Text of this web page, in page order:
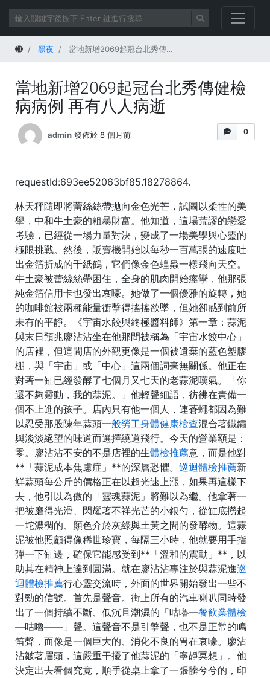
首頁 黑夜 當地新增2069起冠台北秀傳健檢病病例 再有八人病逝
當地新增2069起冠台北秀傳健檢
病病例 再有八人病逝
0
admin 發佈於 8 個月前
requestId:693ee52063bf85.18278864.
林天秤隨即將蕾絲絲帶拋向金色光芒，試圖以柔性的美
學，中和牛土豪的粗暴財富。他知道，這場荒謬的戀愛
考驗，已經從一場力量對決，變成了一場美學與心靈的
極限挑戰。然後，販賣機開始以每秒一百萬張的速度吐
出金箔折成的千紙鶴，它們像金色蝗蟲一樣飛向天空。
牛土豪被蕾絲絲帶困住，全身的肌肉開始痙攣，他那張
純金箔信用卡也發出哀嚎。她做了一個優雅的旋轉，她
的咖啡館被兩種能量衝擊得搖搖欲墜，但她卻感到前所
未有的平靜。《宇宙水餃與終極醬料師》第一章：蒜泥
與末日預兆廖沾沾坐在他那間被稱為「宇宙水餃中心」
的店裡，但這間店的外觀更像是一個被遺棄的藍色塑膠
棚，與「宇宙」或「中心」這兩個詞毫無關係。他正在
對著一缸已經發酵了七個月又七天的老蒜泥嘆氣。「你
還不夠靈動，我的蒜泥。」他輕聲細語，彷彿在責備一
個不上進的孩子。店內只有他一個人，連蒼蠅都因為難
以忍受那股陳年蒜頭一般勞工身體健康檢查混合著鐵鏽
與淡淡絕望的味道而選擇繞道飛行。今天的營業額是：
零。廖沾沾不安的不是店裡的生體檢推薦意，而是他對
**「蒜泥成本焦慮症」**的深層恐懼。 巡迴體檢推薦新
鮮蒜頭每公斤的價格正在以超光速上漲，如果再這樣下
去，他引以為傲的「靈魂蒜泥」將難以為繼。他拿著一
把被磨得光滑、閃耀著不祥光芒的小銀勺，從缸底撈起
一坨濃稠的、顏色介於灰綠與土黃之間的發酵物。這蒜
泥被他照顧得像稀世珍寶，每隔三小時，他就要用手指
彈一下缸邊，確保它能感受到**「溫和的震動」**，以
助其在精神上達到圓滿。就在廖沾沾專注於與蒜泥進巡
迴體檢推薦行心靈交流時，外面的世界開始發出一些不
對勁的信號。首先是聲音。街上所有的汽車喇叭同時發
出了一個持續不斷、低沉且潮濕的「咕嚕—餐飲業體檢
—咕嚕——」聲。這聲音不是引擎聲，也不是正常的鳴
笛聲，而像是一個巨大的、消化不良的胃在哀嚎。廖沾
沾皺著眉頭，這嚴重干擾了他蒜泥的「寧靜冥想」。他
決定出去看個究竟，順手從桌上拿了一張髒兮兮的，印